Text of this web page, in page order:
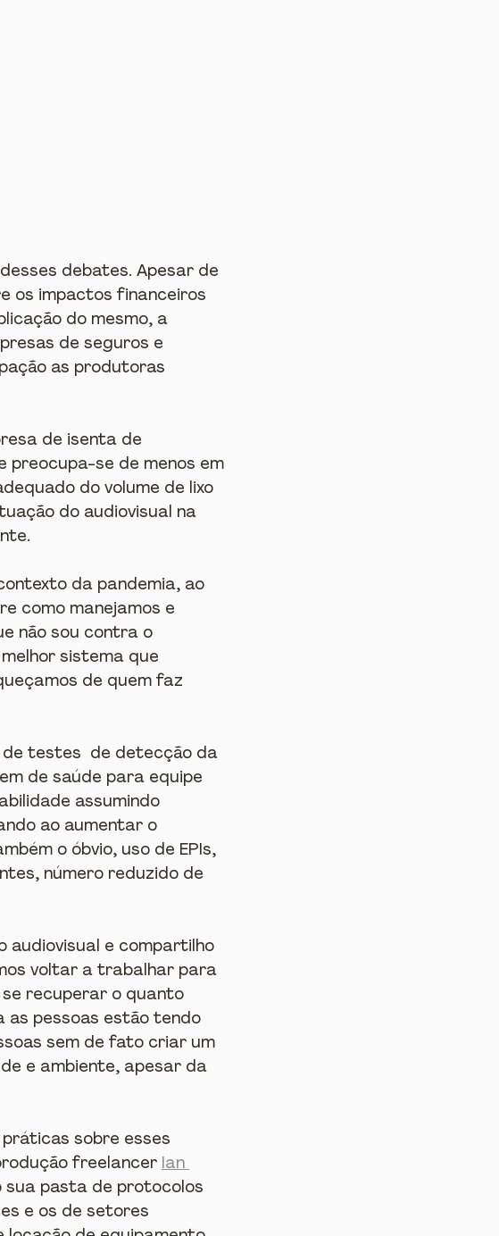
debates. Apesar de
os impactos financeiros
do mesmo, a
de seguros e
as produtoras
de isenta de
preocupa-se de menos em
do volume de lixo
do audiovisual na
da pandemia, ao
como manejamos e
não sou contra o
sistema que
de quem faz
de testes  de detecção da
de saúde para equipe
assumindo
ao aumentar o
o óbvio, uso de EPIs,
número reduzido de
audiovisual e compartilho
voltar a trabalhar para
se recuperar o quanto
as pessoas estão tendo
sem de fato criar um
e ambiente, apesar da
sobre esses
freelancer Ian
sua pasta de protocolos
e os de setores